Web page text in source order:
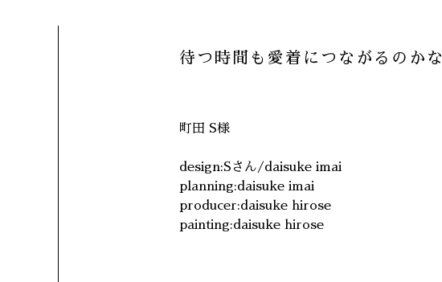
待つ時間も愛着につながるのかな
町田 S様
design:Sさん/daisuke imai
planning:daisuke imai
producer:daisuke hirose
painting:daisuke hirose